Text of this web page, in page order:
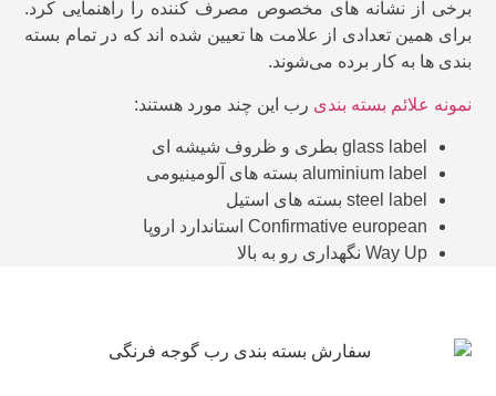
برخی از نشانه های مخصوص مصرف کننده را راهنمایی کرد.
برای همین تعدادی از علامت ها تعیین شده اند که در تمام بسته
بندی ها به کار برده می‌شوند.
نمونه علائم بسته بندی رب این چند مورد هستند:
glass label بطری و ظروف شیشه ای
aluminium label بسته های آلومینیومی
steel label بسته های استیل
Confirmative european استاندارد اروپا
Way Up نگهداری رو به بالا